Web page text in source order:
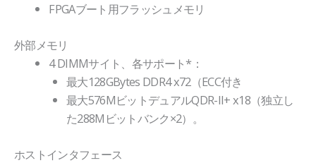
FPGAブート用フラッシュメモリ
外部メモリ
4 DIMMサイト、各サポート*：
最大128GBytes DDR4 x72（ECC付き
最大576MビットデュアルQDR-II+ x18（独立し
た288Mビットバンク×2）。
ホストインタフェース